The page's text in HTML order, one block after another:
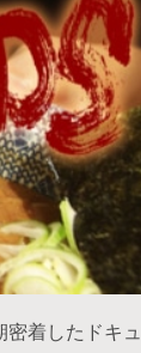
密着したドキュ